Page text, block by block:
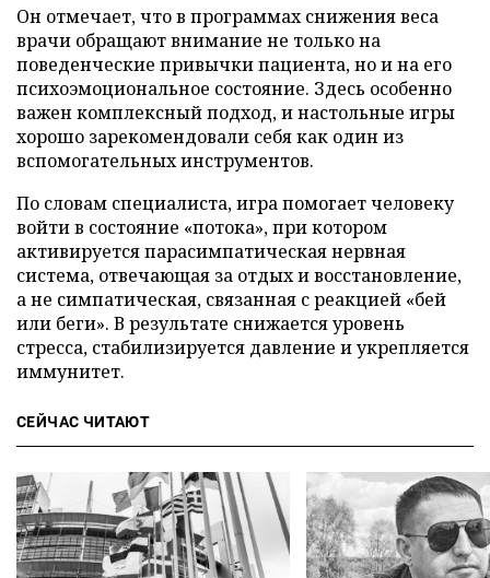
Он отмечает, что в программах снижения веса
врачи обращают внимание не только на
поведенческие привычки пациента, но и на его
психоэмоциональное состояние. Здесь особенно
важен комплексный подход, и настольные игры
хорошо зарекомендовали себя как один из
вспомогательных инструментов.
По словам специалиста, игра помогает человеку
войти в состояние «потока», при котором
активируется парасимпатическая нервная
система, отвечающая за отдых и восстановление,
а не симпатическая, связанная с реакцией «бей
или беги». В результате снижается уровень
стресса, стабилизируется давление и укрепляется
иммунитет.
СЕЙЧАС ЧИТАЮТ